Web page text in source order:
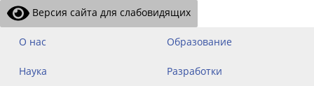
Версия сайта для слабовидящих
О нас Образование
Наука Разработки